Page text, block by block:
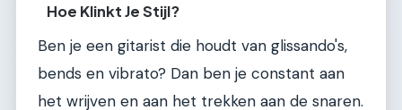
Hoe Klinkt Je Stijl?
Ben je een gitarist die houdt van glissando's,
bends en vibrato? Dan ben je constant aan
het wrijven en aan het trekken aan de snaren.